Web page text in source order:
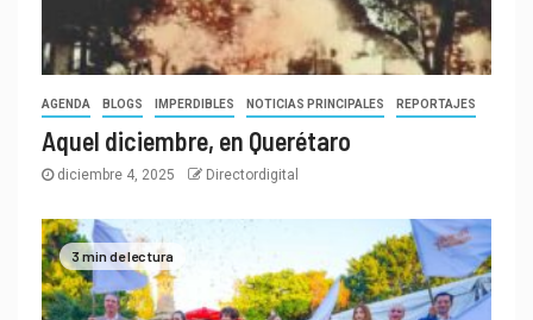
AGENDA BLOGS IMPERDIBLES NOTICIAS PRINCIPALES REPORTAJES
Aquel diciembre, en Querétaro
diciembre 4, 2025 Directordigital
3 min de lectura